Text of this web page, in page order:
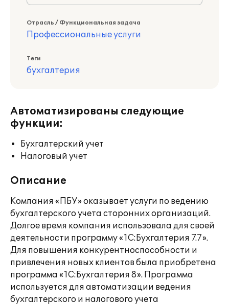
Отрасль / Функциональная задача
Профессиональные услуги
Теги
бухгалтерия
Автоматизированы следующие
функции:
Бухгалтерский учет
Налоговый учет
Описание
Компания «ПБУ» оказывает услуги по ведению
бухгалтерского учета сторонних организаций.
Долгое время компания использовала для своей
деятельности программу «1С:Бухгалтерия 7.7».
Для повышения конкурентноспособности и
привлечения новых клиентов была приобретена
программа «1С:Бухгалтерия 8». Программа
используется для автоматизации ведения
бухгалтерского и налогового учета